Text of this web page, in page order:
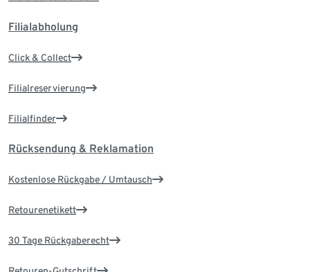
Filialabholung
Click & Collect
Filialreservierung
Filialfinder
Rücksendung & Reklamation
Kostenlose Rückgabe / Umtausch
Retourenetikett
30 Tage Rückgaberecht